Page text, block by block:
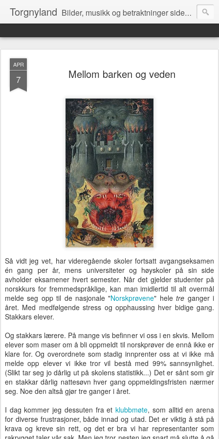
Torgnyland Bilder, musikk og betraktninger siden 2008
APR
7 Mellom barken og veden
Så vidt jeg vet, har videregående skoler fortsatt avgangseksamen
én gang per år, mens universiteter og høyskoler på sin side
avholder eksamener hvert semester. Når det gjelder studenter på
norskkurs for fremmedspråklige, kan man imidlertid til alt overmål
melde seg opp til de nasjonale "Norskprøvene" heletre ganger i
året. Med medfølgende stress og opphaussing hver bidige gang.
Stakkars elever.
Og stakkars lærere. På mange vis befinner vi oss i en skvis. Mellom
elever som maser om å bli oppmeldt til norskprøver de ennå ikke er
klare for. Og overordnete som stadig innprenter oss at vi ikke må
melde opp elever vi ikke tror vil bestå med 99% sannsynlighet.
(Slikt tar seg jo dårlig ut på skolens statistikk...) Det er sånt som gir
en stakkar dårlig nattesøvn hver gang oppmeldingsfristen nærmer
seg. Noe den altså gjør tre ganger i året.
I dag kommer jeg dessuten fra etklubbmøte, som alltid en arena
for diverse frustrasjoner, både innad og utad. Det er viktig å stå på
krava og kreve sin rett, og det er bra vi har representanter som